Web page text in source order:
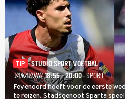
TIP
STUDIO SPORT VOETBAL
VANAVOND 18:55 - 20:00· SPORT
Feyenoord hoeft voor de eerste
te reizen. Stadsgenoot Sparta